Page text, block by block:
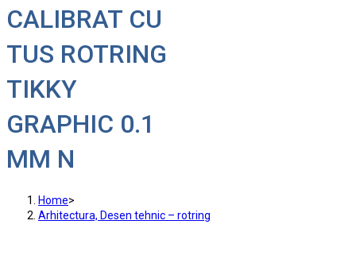
CALIBRAT CU
TUS ROTRING
TIKKY
GRAPHIC 0.1
MM N
Home>
Arhitectura, Desen tehnic – rotring